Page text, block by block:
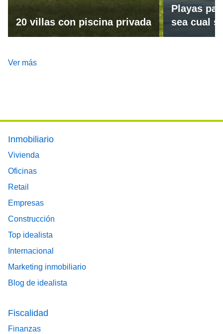
20 villas con piscina privada
Playas
sea cual
Ver más
Footer main menu
Inmobiliario
Vivienda
Oficinas
Retail
Empresas
Construcción
Top idealista
Internacional
Marketing inmobiliario
Blog de idealista
Fiscalidad
Finanzas